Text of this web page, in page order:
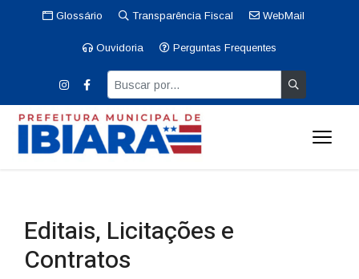
Glossário Transparência Fiscal WebMail
Ouvidoria Perguntas Frequentes
Editais, Licitações e
Contratos